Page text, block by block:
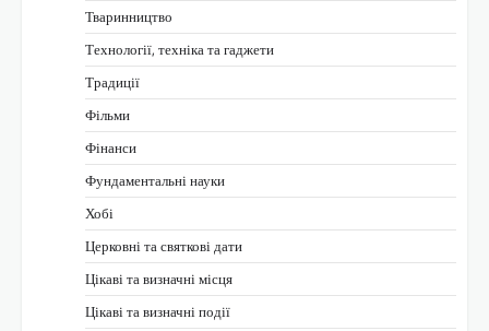
Тваринництво
Технології, техніка та гаджети
Традиції
Фільми
Фінанси
Фундаментальні науки
Хобі
Церковні та святкові дати
Цікаві та визначні місця
Цікаві та визначні події